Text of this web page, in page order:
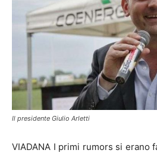
Il presidente Giulio Arletti
VIADANA I primi rumors si erano